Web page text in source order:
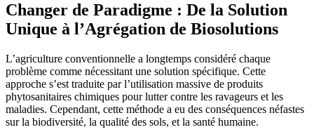
Changer de Paradigme : De la Solution
Unique à l’Agrégation de Biosolutions
L’agriculture conventionnelle a longtemps considéré chaque
problème comme nécessitant une solution spécifique. Cette
approche s’est traduite par l’utilisation massive de produits
phytosanitaires chimiques pour lutter contre les ravageurs et les
maladies. Cependant, cette méthode a eu des conséquences néfastes
sur la biodiversité, la qualité des sols, et la santé humaine.